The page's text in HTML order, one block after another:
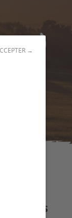
→
volailles